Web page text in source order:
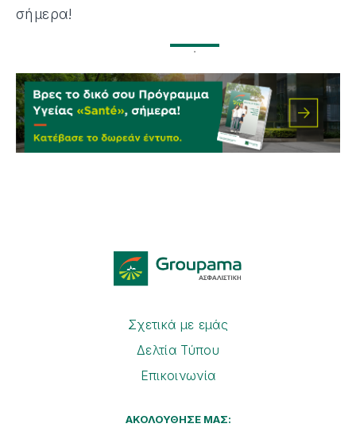
σήμερα!
Σχετικά με εμάς
Δελτία Τύπου
Επικοινωνία
ΑΚΟΛΟΥΘΗΣΕ ΜΑΣ: